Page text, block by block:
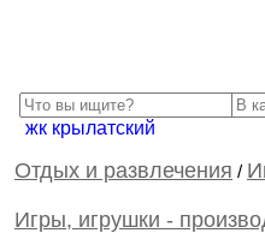
жк крылатский
Отдых и развлечения /
Игры, игрушки -